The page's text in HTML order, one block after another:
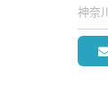
神奈